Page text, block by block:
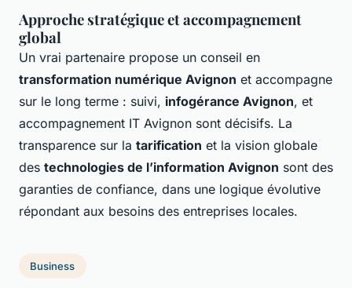
Approche stratégique et accompagnement
global
Un vrai partenaire propose un conseil en
transformation numérique Avignon et accompagne
sur le long terme : suivi, infogérance Avignon, et
accompagnement IT Avignon sont décisifs. La
transparence sur la tarification et la vision globale
des technologies de l’information Avignon sont des
garanties de confiance, dans une logique évolutive
répondant aux besoins des entreprises locales.
Business